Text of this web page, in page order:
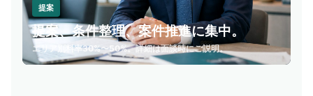
提案
提案、条件整理、案件推進に集中。
エリア別料率30%〜50%。詳細は面談時にご説明。